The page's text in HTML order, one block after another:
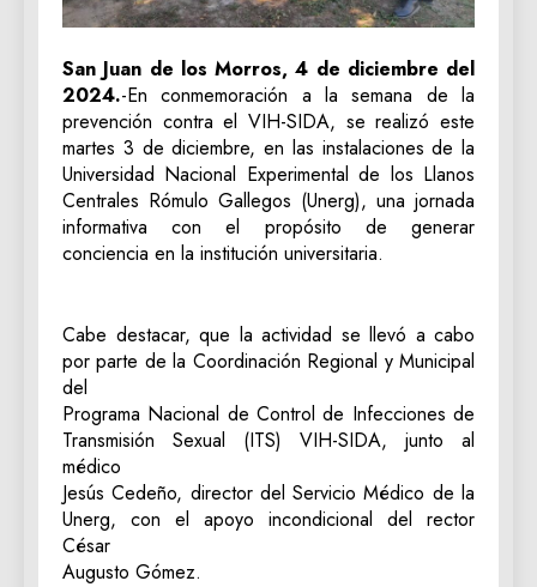
San Juan de los Morros, 4 de diciembre del
2024.-En conmemoración a la semana de la
prevención contra el VIH-SIDA, se realizó este
martes 3 de diciembre, en las instalaciones de la
Universidad Nacional Experimental de los Llanos
Centrales Rómulo Gallegos (Unerg), una jornada
informativa con el propósito de generar
conciencia en la institución universitaria.
Cabe destacar, que la actividad se llevó a cabo
por parte de la Coordinación Regional y Municipal
del
Programa Nacional de Control de Infecciones de
Transmisión Sexual (ITS) VIH-SIDA, junto al
médico
Jesús Cedeño, director del Servicio Médico de la
Unerg, con el apoyo incondicional del rector
César
Augusto Gómez.